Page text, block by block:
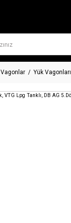
Vagonlar Yük Vagonları